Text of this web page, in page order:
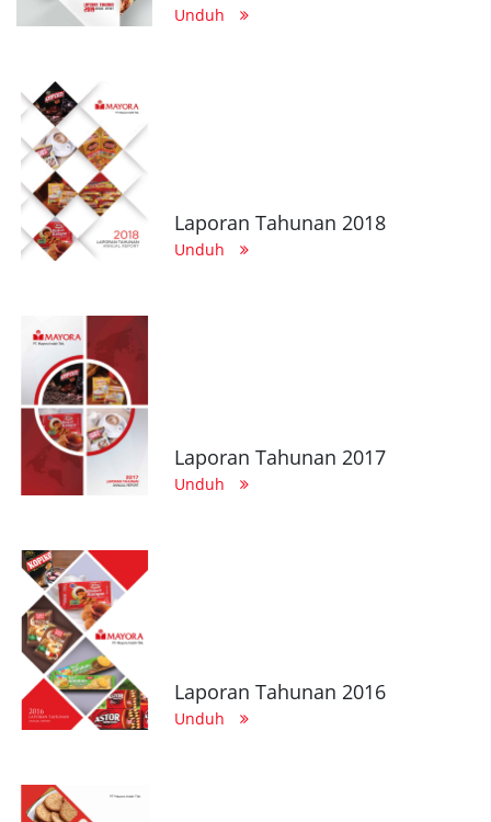
Unduh
Laporan Tahunan 2018
Unduh
Laporan Tahunan 2017
Unduh
Laporan Tahunan 2016
Unduh